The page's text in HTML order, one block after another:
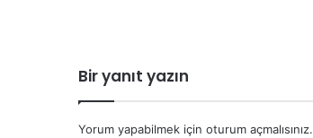
Bir yanıt yazın
Yorum yapabilmek için oturum açmalısınız.